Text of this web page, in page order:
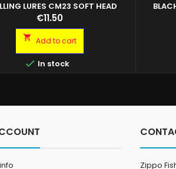
LURES CM23 SOFT HEAD
rapporto lunghezza/peso fa
mantengano un assetto ottimale
trainando a velocità elevate.
Price
€11.50
 Add to cart
 In stock
BLACH
Zippo